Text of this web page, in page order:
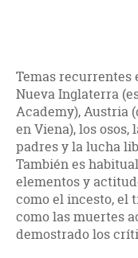
Temas recurrentes
Nueva Inglaterra
Academy), Austria
en Viena), los
padres y la lucha
También es
elementos y
como el incesto, el
como las muertes
demostrado los